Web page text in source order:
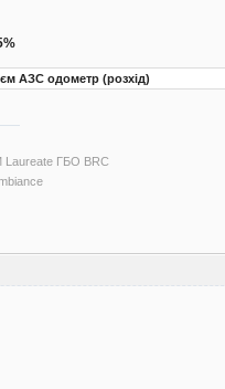
АЗС одометр (розхід)
Laureate ГБО BRC